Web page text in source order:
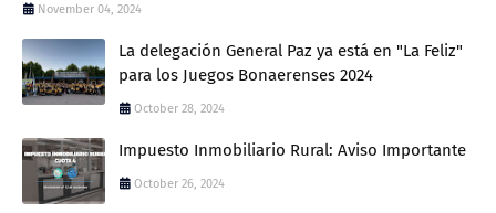
November 04, 2024
La delegación General Paz ya está en "La Feliz"
para los Juegos Bonaerenses 2024
October 28, 2024
Impuesto Inmobiliario Rural: Aviso Importante
October 26, 2024